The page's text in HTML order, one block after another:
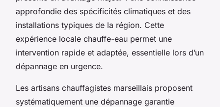
approfondie des spécificités climatiques et des
installations typiques de la région. Cette
expérience locale chauffe-eau permet une
intervention rapide et adaptée, essentielle lors d’un
dépannage en urgence.
Les artisans chauffagistes marseillais proposent
systématiquement une dépannage garantie